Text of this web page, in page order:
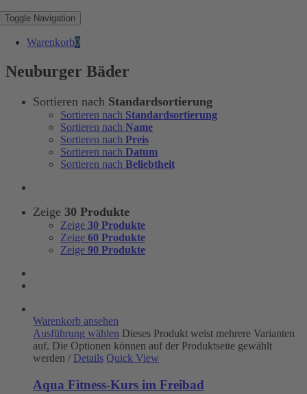
Toggle Navigation
Warenkorb0
Neuburger Bäder
Sortieren nach Standardsortierung
Sortieren nach Standardsortierung
Sortieren nach Name
Sortieren nach Preis
Sortieren nach Datum
Sortieren nach Beliebtheit
Zeige 30 Produkte
Zeige 30 Produkte
Zeige 60 Produkte
Zeige 90 Produkte
Warenkorb ansehen
Ausführung wählen Dieses Produkt weist mehrere Varianten
auf. Die Optionen können auf der Produktseite gewählt
werden / Details Quick View
Aqua Fitness-Kurs im Freibad